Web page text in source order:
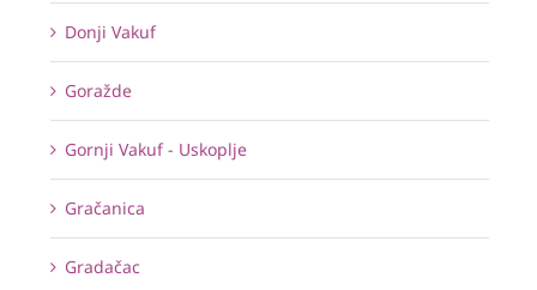
Donji Vakuf
Goražde
Gornji Vakuf - Uskoplje
Gračanica
Gradačac